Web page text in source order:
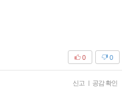
0
0
신고 | 공감 확인